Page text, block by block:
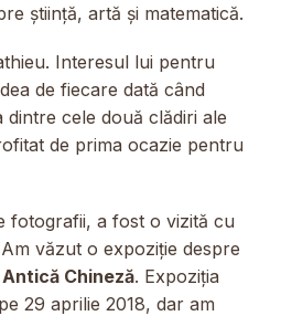
știință, artă și matematică.
Interesul lui pentru
de fiecare dată când
cele două clădiri ale
de prima ocazie pentru
fotografii, a fost o vizită cu
văzut o expoziție despre
Chineză. Expoziția
29 aprilie 2018, dar am